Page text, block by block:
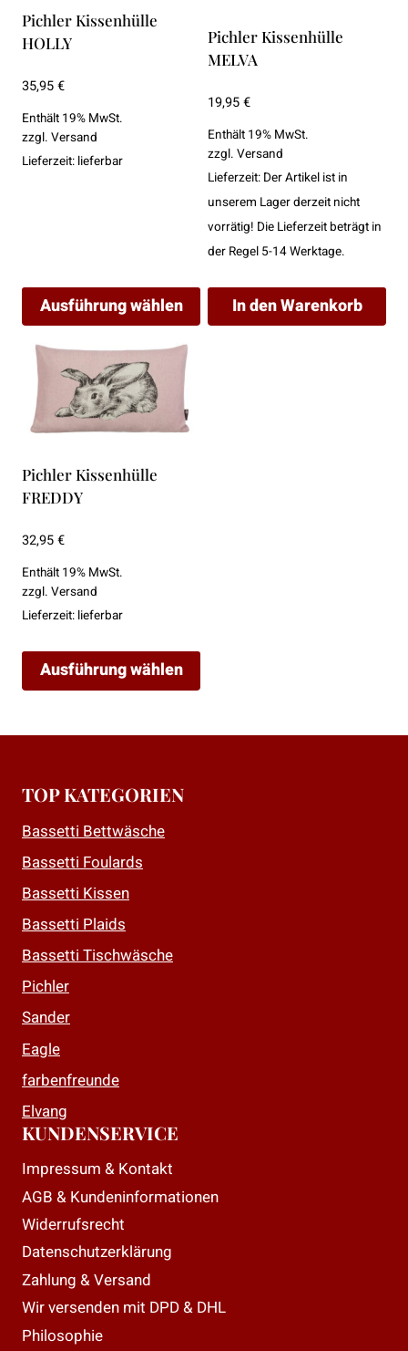
Pichler Kissenhülle
HOLLY
35,95€
Enthält 19% MwSt.
zzgl. Versand
Lieferzeit: lieferbar
Ausführung wählen
Produkt
weist
mehrere
Varianten
Die
Optionen
können
der
Produktseite
werden
Pichler Kissenhülle
MELVA
19,95€
Enthält 19% MwSt.
zzgl. Versand
Lieferzeit: Der Artikel ist in
unserem Lager derzeit nicht
vorrätig! Die Lieferzeit beträgt in
der Regel 5-14 Werktage.
In den Warenkorb
Pichler Kissenhülle
FREDDY
32,95€
Enthält 19% MwSt.
zzgl. Versand
Lieferzeit: lieferbar
Ausführung wählen
Varianten
auf.
Optionen
können
auf
der
gewählt
werden
TOP KATEGORIEN
Bassetti Bettwäsche
Bassetti Foulards
Bassetti Kissen
Bassetti Plaids
Bassetti Tischwäsche
Pichler
Sander
Eagle
farbenfreunde
Elvang
KUNDENSERVICE
Impressum & Kontakt
AGB & Kundeninformationen
Widerrufsrecht
Datenschutzerklärung
Zahlung & Versand
Wir versenden mit DPD & DHL
Philosophie